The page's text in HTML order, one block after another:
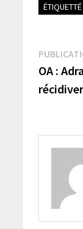
ÉTIQUETTÉ
de
OA :